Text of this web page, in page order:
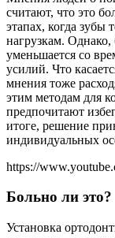
считают, что это
этапах, когда
нагрузкам. Однако,
уменьшается со
усилий. Что
мнения тоже
этим методам для
предпочитают
итоге, решение
индивидуальных
https://
Больно ли это?
Установка